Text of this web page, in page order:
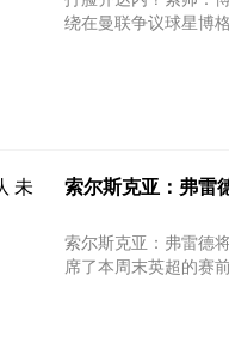
绕在曼联争议球星博
索尔斯克亚：弗雷
索尔斯克亚：弗雷德将会留队 未来会
席了本周末英超的赛